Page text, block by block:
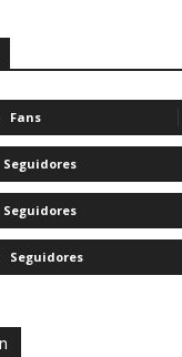
Fans
Seguidores
Seguidores
Seguidores